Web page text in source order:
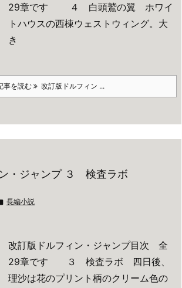
29章です
４ 白頭鷲の翼 ホワイ
トハウスの西棟ウェストウィング。大
き
事を読む 改訂版ドルフィン ...
・ジャンプ ３ 検査ラボ
長編小説
改訂版ドルフィン・ジャンプ目次 全
29章です ３ 検査ラボ 四日後、
理沙は花のプリント柄のクリーム色の